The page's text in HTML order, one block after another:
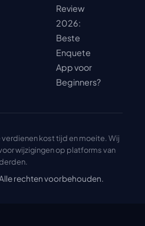
Review
2026:
Beste
Enquete
App voor
Beginners?
verdienen kost tijd en moeite. Wij
wijzigingen op platforms van
rechten voorbehouden.